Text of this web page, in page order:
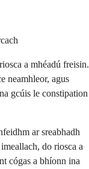
a mhéadú freisin.
neamhleor, agus
gcúis le constipation
ar sreabhadh
do riosca a
cógas a bhíonn ina